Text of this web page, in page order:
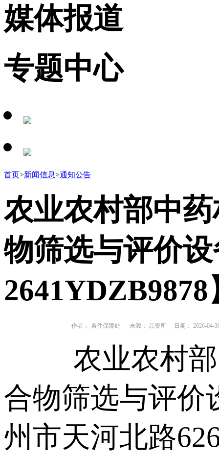
媒体报道
专题中心
首页>新闻信息>通知公告
农业农村部中
物筛选与评价
2641YDZB9878
作者： 条件保障处 来源： 品资所 日期： 2026-04-
农业农村
合物筛选与评价
州市天河北路